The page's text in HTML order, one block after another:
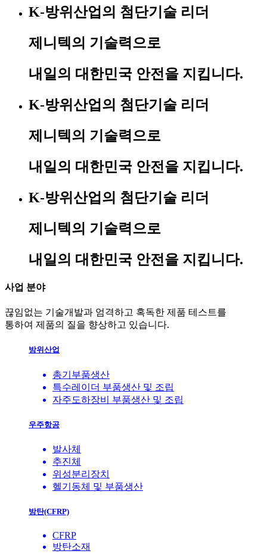
K-방위산업의 첨단기술 리더
제니텍의 기술력으로
내일의 대한민국 안전을 지킵니다.
K-방위산업의 첨단기술 리더
제니텍의 기술력으로
내일의 대한민국 안전을 지킵니다.
K-방위산업의 첨단기술 리더
제니텍의 기술력으로
내일의 대한민국 안전을 지킵니다.
사업 분야
끊임없는 기술개발과 엄격하고 혹독한 제품 테스트를
통하여 제품의 질을 향상하고 있습니다.
방위산업
총기부품생산
특수레이더 부품생산 및 조립
자주도하장비 부품생산 및 조립
우주항공
발사체
추진체
위성분리장치
헬기동체 및 부품생산
방탄(CFRP)
CFRP
방탄소재